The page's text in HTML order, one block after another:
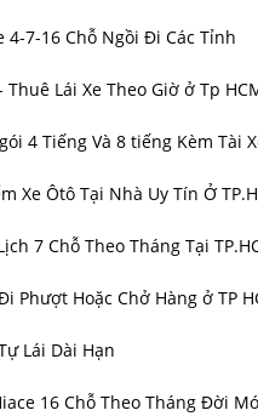
4-7-16 Chỗ Ngồi Đi Các Tỉnh
Thuê Lái Xe Theo Giờ ở Tp
4 Tiếng Và 8 tiếng Kèm Tài
Xe Ôtô Tại Nhà Uy Tín Ở
7 Chỗ Theo Tháng Tại
Phượt Hoặc Chở Hàng ở TP
Lái Dài Hạn
16 Chỗ Theo Tháng Đời